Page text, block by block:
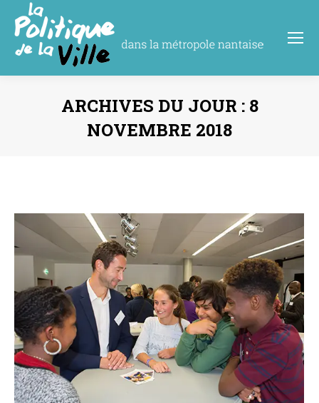
ARCHIVES DU JOUR : 8
NOVEMBRE 2018